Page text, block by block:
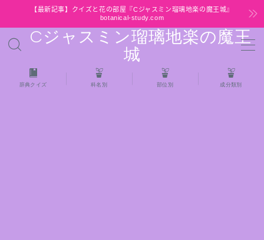
【最新記事】クイズと花の部屋『Cジャスミン瑠璃地楽の魔王城』
botanical-study.com
Cジャスミン瑠璃地楽の魔王
城
MENU
HOME
辞典クイズ 科名別 部位別 成分類別